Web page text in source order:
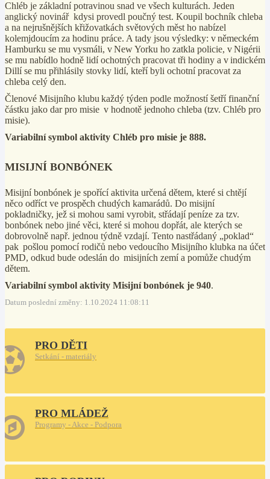
Chléb je základní potravinou snad ve všech kulturách. Jeden
anglický novinář kdysi provedl poučný test. Koupil bochník chleba
a na nejrušnějších křižovatkách světových měst ho nabízel
kolemjdoucím za hodinu práce. A tady jsou výsledky: v německém
Hamburku se mu vysmáli, v New Yorku ho zatkla policie, v Nigérii
se mu nabídlo hodně lidí ochotných pracovat tři hodiny a v indickém
Dillí se mu přihlásily stovky lidí, kteří byli ochotní pracovat za
chleba celý den.
Členové Misijního klubu každý týden podle možností šetří finanční
částku jako dar pro misie v hodnotě jednoho chleba (tzv. Chléb pro
misie).
Variabilní symbol aktivity Chléb pro misie je 888.
MISIJNÍ BONBÓNEK
Misijní bonbónek je spořící aktivita určená dětem, které si chtějí
něco odříct ve prospěch chudých kamarádů. Do misijní
pokladničky, jež si mohou sami vyrobit, střádají peníze za tzv.
bonbónek nebo jiné věci, které si mohou dopřát, ale kterých se
dobrovolně např. jednou týdně vzdají. Tento nastřádaný „poklad“
pak pošlou pomocí rodičů nebo vedoucího Misijního klubka na účet
PMD, odkud bude odeslán do misijních zemí a pomůže chudým
dětem.
Variabilní symbol aktivity Misijní bonbónek je 940.
Datum poslední změny: 1.10.2024 11:08:11
PRO DĚTI
Setkání - materiály
PRO MLÁDEŽ
Programy - Akce - Podpora